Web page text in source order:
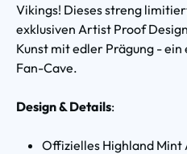
Vikings! Dieses streng
exklusiven Artist Proof
Kunst mit edler Prägung -
Fan-Cave.
Design & Details:
Offizielles Highland